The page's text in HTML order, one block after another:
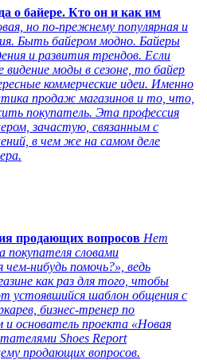
о байере. Кто он и как им
но по-прежнему популярная и
Быть байером модно. Байеры
и развития трендов. Если
видение моды в сезоне, то байер
коммерческие идеи. Именно
продаж магазинов и то, что,
покупатель. Эта профессия
зачастую, связанным с
в чем же на самом деле
продающих вопросов Нет
покупателя словами
нибудь помочь?», ведь
как раз для того, чтобы
устоявшийся шаблон общения с
бизнес-тренер по
основатель проекта «Новая
Shoes Report
продающих вопросов.